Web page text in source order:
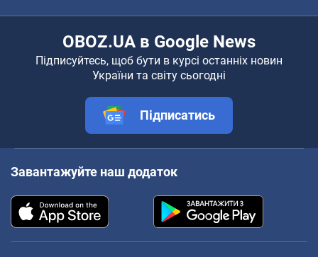
OBOZ.UA в Google News
Підписуйтесь, щоб бути в курсі останніх новин
України та світу сьогодні
Підписатись
Завантажуйте наш додаток